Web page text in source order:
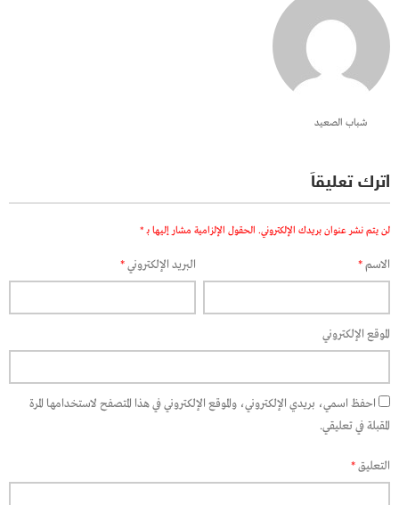
شباب الصعيد
اترك تعليقاً
لن يتم نشر عنوان بريدك الإلكتروني. الحقول الإلزامية مشار إليها بـ *
الاسم* البريد الإلكتروني*
الموقع الإلكتروني
احفظ اسمي، بريدي الإلكتروني، والموقع الإلكتروني في هذا المتصفح لاستخدامها المرة
المقبلة في تعليقي.
التعليق*